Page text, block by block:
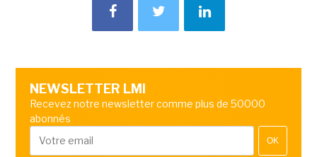
NEWSLETTER LMI
Recevez notre newsletter comme plus de 50000
abonnés
OK